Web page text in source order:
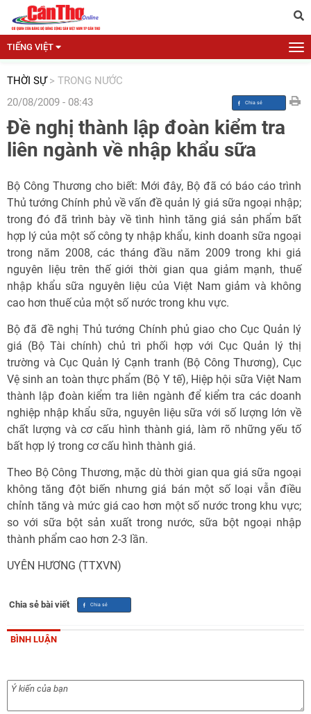
TIẾNG VIỆT
THỜI SỰ > TRONG NƯỚC
20/08/2009 - 08:43
Đề nghị thành lập đoàn kiểm tra
liên ngành về nhập khẩu sữa
Bộ Công Thương cho biết: Mới đây, Bộ đã có báo cáo trình
Thủ tướng Chính phủ về vấn đề quản lý giá sữa ngoại nhập;
trong đó đã trình bày về tình hình tăng giá sản phẩm bất
hợp lý của một số công ty nhập khẩu, kinh doanh sữa ngoại
trong năm 2008, các tháng đầu năm 2009 trong khi giá
nguyên liệu trên thế giới thời gian qua giảm mạnh, thuế
nhập khẩu sữa nguyên liệu của Việt Nam giảm và không
cao hơn thuế của một số nước trong khu vực.
Bộ đã đề nghị Thủ tướng Chính phủ giao cho Cục Quản lý
giá (Bộ Tài chính) chủ trì phối hợp với Cục Quản lý thị
trường và Cục Quản lý Cạnh tranh (Bộ Công Thương), Cục
Vệ sinh an toàn thực phẩm (Bộ Y tế), Hiệp hội sữa Việt Nam
thành lập đoàn kiểm tra liên ngành để kiểm tra các doanh
nghiệp nhập khẩu sữa, nguyên liệu sữa với số lượng lớn về
chất lượng và cơ cấu hình thành giá, làm rõ những yếu tố
bất hợp lý trong cơ cấu hình thành giá.
Theo Bộ Công Thương, mặc dù thời gian qua giá sữa ngoại
không tăng đột biến nhưng giá bán một số loại vẫn điều
chỉnh tăng và mức giá cao hơn một số nước trong khu vực;
so với sữa bột sản xuất trong nước, sữa bột ngoại nhập
thành phẩm cao hơn 2-3 lần.
UYÊN HƯƠNG (TTXVN)
Chia sẻ bài viết
BÌNH LUẬN